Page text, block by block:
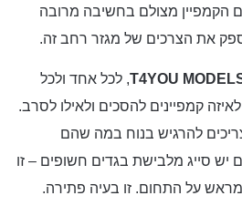
הקמפיין מצולם בחשיבה מרובה
את הצרכים של מגזר רחב זה.
T4YOU, לכל אחד ולכל
קמפיינים להסכים ולאילו לסרב.
להרגיש בנוח במה שהם
סייג מלבישת בגדים חשופים – זו
מראש על התחום. זו בעיה פתירה.